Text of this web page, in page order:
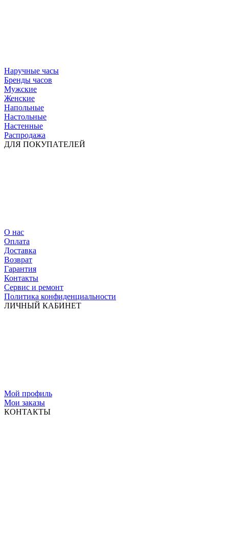
Наручные часы
Бренды часов
Мужские
Женские
Напольные
Настольные
Настенные
Распродажа
ДЛЯ ПОКУПАТЕЛЕЙ
О нас
Оплата
Доставка
Возврат
Гарантия
Контакты
Сервис и ремонт
Политика конфиденциальности
ЛИЧНЫЙ КАБИНЕТ
Мой профиль
Мои заказы
КОНТАКТЫ